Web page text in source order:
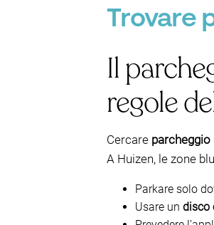
Trovare
Il
regole
Cercare parcheggio
A Huizen, le zone
Parkare solo
Usare un disco